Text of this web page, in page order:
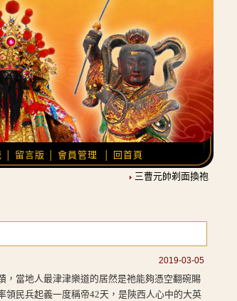
留言版 會員管理
回首頁
三曹元帥剃面換袍，農曆
2019-03-05
，當地人最津津樂道的居然是祂能夠憑空翻碗賜
民兵起義一度稱帝42天，是陝西人心中的大英